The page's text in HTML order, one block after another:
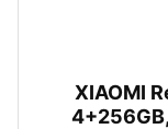
XIAOMI